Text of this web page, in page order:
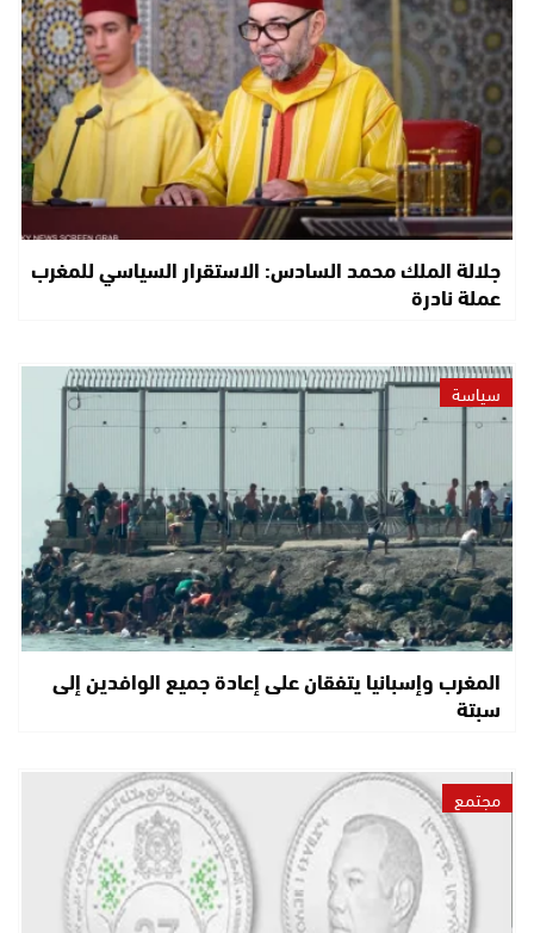
جلالة الملك محمد السادس: الاستقرار السياسي للمغرب
عملة نادرة
سياسة
المغرب وإسبانيا يتفقان على إعادة جميع الوافدين إلى
سبتة
مجتمع